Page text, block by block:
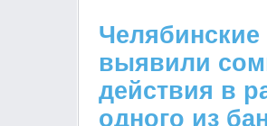
выявили
действия в
одного из